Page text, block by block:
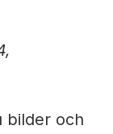
bilder och